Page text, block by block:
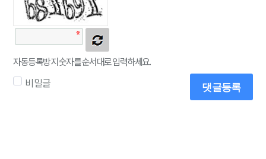
자동등록방지 숫자를 순서대로 입력하세요.
비밀글 댓글등록